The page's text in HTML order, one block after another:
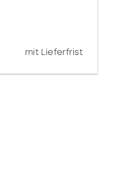
mit Lieferfrist